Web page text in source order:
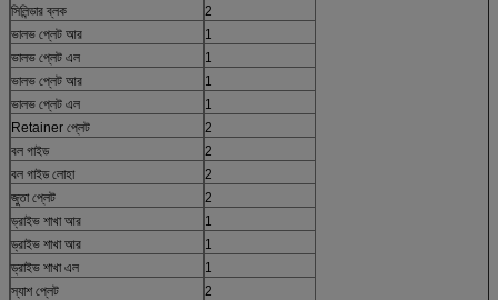
সিলিন্ডার ব্লক
2
ভালভ প্লেট আর
1
ভালভ প্লেট এল
1
ভালভ প্লেট আর
1
ভালভ প্লেট এল
1
Retainer প্লেট
2
বল গাইড
2
বল গাইড লোহা
2
জুতা প্লেট
2
ড্রাইভ শাখা আর
1
ড্রাইভ শাখা আর
1
ড্রাইভ শাখা এল
1
স্যাশ প্লেট
2